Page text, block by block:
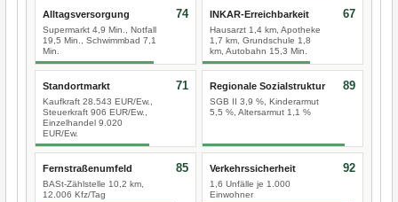
Alltagsversorgung
Supermarkt 4,9 Min., Notfall
19,5 Min., Schwimmbad 7,1
Min.
74 INKAR-Erreichbarkeit
Hausarzt 1,4 km, Apotheke
1,7 km, Grundschule 1,8
km, Autobahn 15,3 Min.
67
Standortmarkt
Kaufkraft 28.543 EUR/Ew.,
Steuerkraft 906 EUR/Ew.,
Einzelhandel 9.020
EUR/Ew.
71 Regionale Sozialstruktur
SGB II 3,9 %, Kinderarmut
5,5 %, Altersarmut 1,1 %
89
Fernstraßenumfeld
BASt-Zählstelle 10,2 km,
12.006 Kfz/Tag
85 Verkehrssicherheit
1,6 Unfälle je 1.000
Einwohner
92